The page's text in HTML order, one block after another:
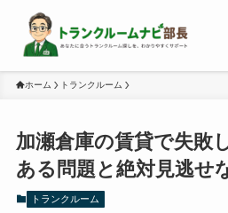
ホーム トランクルーム
加瀬倉庫の賃貸で失敗
ある問題と絶対見逃せ
トランクルーム